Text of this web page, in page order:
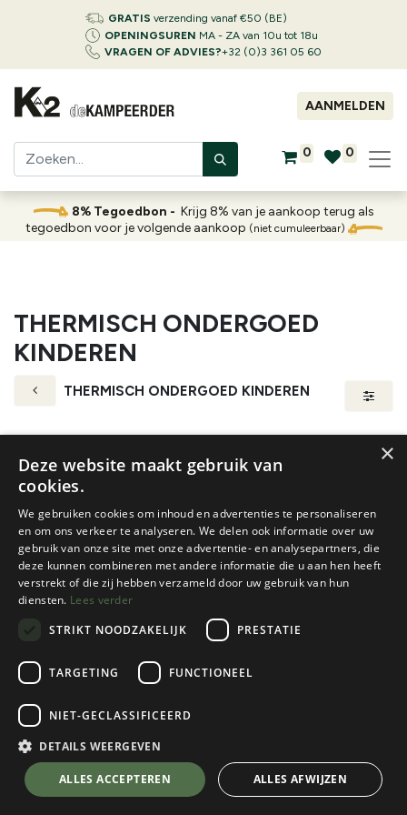
GRATIS verzending vanaf €50 (BE)
OPENINGSUREN MA - ZA van 10u tot 18u
VRAGEN OF ADVIES?+32 (0)3 361 05 60
AANMELDEN
0 0
8% Tegoedbon - Krijg 8% van je aankoop terug als
tegoedbon voor je volgende aankoop (niet cumuleerbaar)
THERMISCH ONDERGOED
KINDEREN
THERMISCH ONDERGOED KINDEREN
Woolpower
KIDS ZIP TURTLENECK 200
1 color(s) available
KIDS CREWNECK 200
×
Deze website maakt gebruik van
cookies.
We gebruiken cookies om inhoud en advertenties te personaliseren
en om ons verkeer te analyseren. We delen ook informatie over uw
gebruik van onze site met onze advertentie- en analysepartners, die
deze kunnen combineren met andere informatie die u aan hen heeft
verstrekt of die zij hebben verzameld door uw gebruik van hun
diensten. Lees verder
STRIKT NOODZAKELIJK
PRESTATIE
TARGETING FUNCTIONEEL
NIET-GECLASSIFICEERD
DETAILS WEERGEVEN
ALLES ACCEPTEREN ALLES AFWIJZEN